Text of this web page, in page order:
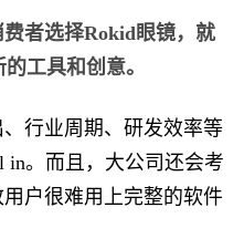
者选择Rokid眼镜，就
工具和创意。
行业周期、研发效率等
in。而且，大公司还会考
户很难用上完整的软件